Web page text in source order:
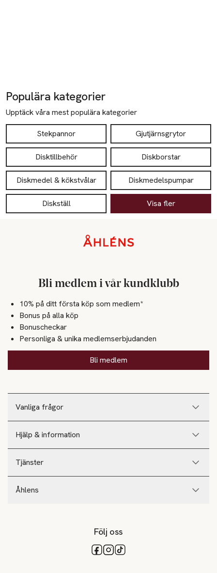
Populära kategorier
Upptäck våra mest populära kategorier
Stekpannor Gjutjärnsgrytor
Disktillbehör Diskborstar
Diskmedel & kökstvålar Diskmedelspumpar
Diskställ Visa fler
Vanliga frågor
Hjälp & information
Tjänster
Åhlens
Bli medlem i vår kundklubb
10% på ditt första köp som medlem*
Bonus på alla köp
Bonuscheckar
Personliga & unika medlemserbjudanden
Bli medlem
Följ oss